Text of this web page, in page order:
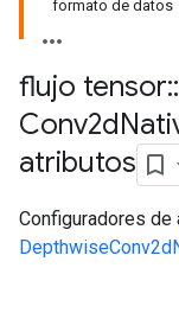
formato de datos
flujo tensor::
Conv2d
atributos
Configuradores